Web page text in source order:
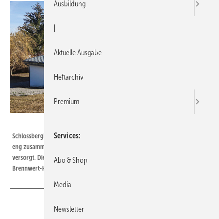
Schlossberghalle Niedereschach, Schwarzwald-Baar-Kreis: Eine Gruppe
eng zusammenstehender Gebäude wird von einer Heizzentrale mit Wärme
versorgt. Die alte Ölheizung wurde durch ein bivalentes Holzpellet-Gas-
Brennwert-Heizsystem ersetzt.
Ausbildung
Aktuelle Ausgabe
Heftarchiv
Premium
Services
Abo & Shop
Media
Newsletter